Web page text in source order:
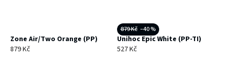
Zone Air/Two Orange (PP)
879 Kč
879 Kč –40 %
Unihoc Epic White (PP-TI)
527 Kč